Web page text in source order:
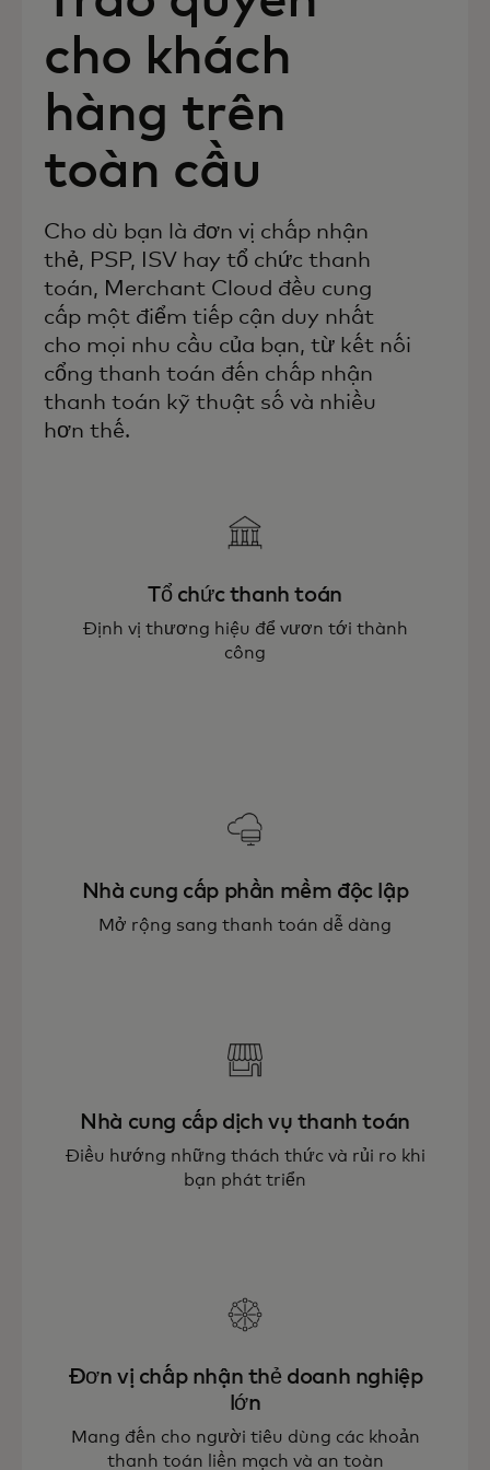
cho khách
hàng trên
toàn cầu
Cho dù bạn là đơn vị chấp nhận
thẻ, PSP, ISV hay tổ chức thanh
toán, Merchant Cloud đều cung
cấp một điểm tiếp cận duy nhất
cho mọi nhu cầu của bạn, từ kết nối
cổng thanh toán đến chấp nhận
thanh toán kỹ thuật số và nhiều
hơn thế.
Tổ chức thanh toán
Định vị thương hiệu để vươn tới thành
công
Nhà cung cấp phần mềm độc lập
Mở rộng sang thanh toán dễ dàng
Nhà cung cấp dịch vụ thanh toán
Điều hướng những thách thức và rủi ro khi
bạn phát triển
Đơn vị chấp nhận thẻ doanh nghiệp
lớn
Mang đến cho người tiêu dùng các khoản
thanh toán liền mạch và an toàn